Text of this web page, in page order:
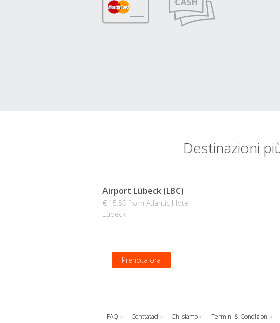
Destinazioni
Airport Lübeck (LBC)
€ 15.50 from Atlantic Hotel
Lübeck
Prenota ora
FAQ Conttataci Chi siamo Termini & Condizioni